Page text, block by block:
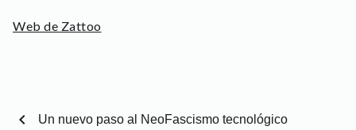
Web de Zattoo
chevron_left Un nuevo paso al NeoFascismo tecnológico